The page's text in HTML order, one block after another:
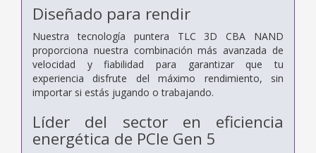
Diseñado para rendir
Nuestra tecnología puntera TLC 3D CBA NAND
proporciona nuestra combinación más avanzada de
velocidad y fiabilidad para garantizar que tu
experiencia disfrute del máximo rendimiento, sin
importar si estás jugando o trabajando.
Líder del sector en eficiencia
energética de PCIe Gen 5